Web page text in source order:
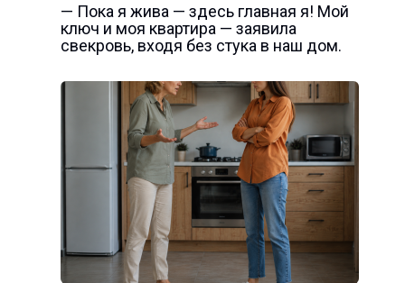
— Пока я жива — здесь главная я! Мой
ключ и моя квартира — заявила
свекровь, входя без стука в наш дом.